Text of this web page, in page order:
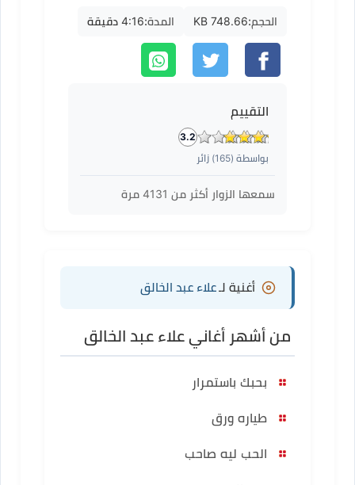
mp3
الحجم:748.66 KB المدة:4:16 دقيقة
التقييم
3.2
بواسطة (165) زائر
سمعها الزوار أكثر من 4131 مرة
أغنية لـعلاء عبد الخالق
من أشهر أغاني علاء عبد الخالق
بحبك باستمرار
طياره ورق
الحب ليه صاحب